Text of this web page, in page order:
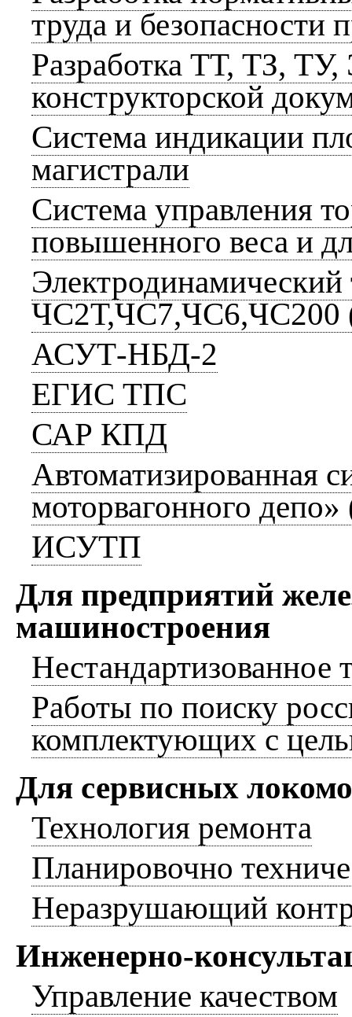
труда и безопасности
Разработка ТТ, ТЗ,
конструкторской
Система индикации
магистрали
Система управления
повышенного веса и
Электродинамический
ЧС2Т,ЧС7,ЧС6,ЧС200
АСУТ-НБД-2
ЕГИС ТПС
САР КПД
Автоматизированная
моторвагонного
ИСУТП
Для предприятий
машиностроения
Нестандартизованное
Работы по поиску
комплектующих с
Для сервисных
Технология ремонта
Планировочно
Неразрушающий
Инженерно-
Управление качеством